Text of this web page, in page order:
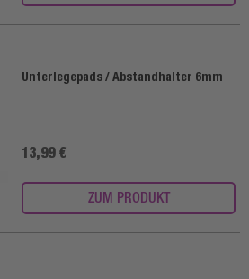
Unterlegepads / Abstandhalter 6mm
13,99 €
ZUM PRODUKT